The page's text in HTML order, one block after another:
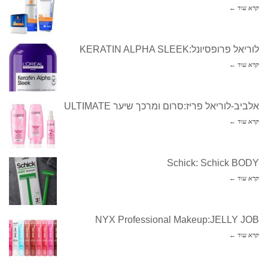
קרא עוד ←
לוריאל פרופסיונל:KERATIN ALPHA SLEEK
קרא עוד ←
אלביב-לוריאל פריז:סרום ומרכך שיער ULTIMATE
קרא עוד ←
Schick: Schick BODY
קרא עוד ←
NYX Professional Makeup:JELLY JOB
קרא עוד ←